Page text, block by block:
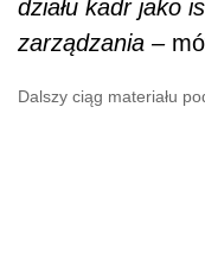
działu kadr jako
zarządzania –
Dalszy ciąg materiału